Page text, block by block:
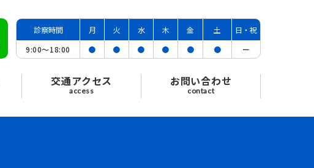
診察時間 月 火 水 木 金 土
日・祝
9:00〜18:00 ● ● ● ● ● ● ー
交通アクセス
access
お問い合わせ
contact